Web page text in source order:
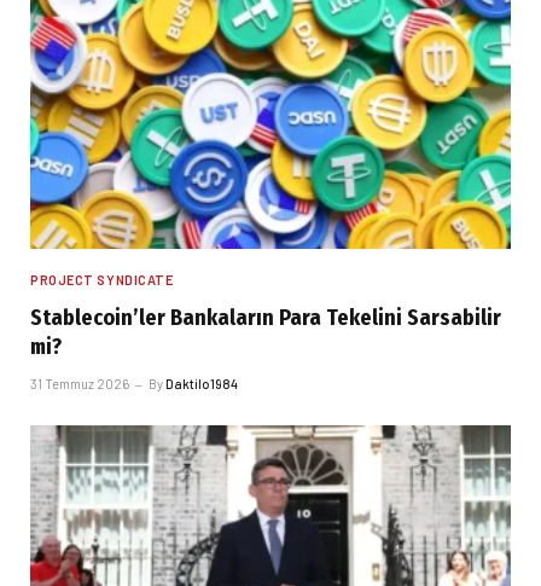
PROJECT SYNDICATE
Stablecoin’ler Bankaların Para Tekelini Sarsabilir
mi?
31 Temmuz 2026 ByDaktilo1984